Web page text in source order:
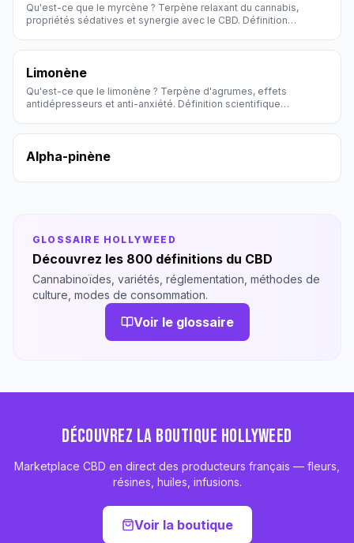
Qu'est-ce que le myrcène ? Terpène relaxant du cannabis,
propriétés sédatives et synergie avec le CBD. Définition
Limonène
Qu'est-ce que le limonène ? Terpène d'agrumes, effets
antidépresseurs et anti-anxiété. Définition scientifique
Alpha-pinène
GLOSSAIRE HOLLYWEED
Découvrez les 800 définitions du CBD
Cannabinoïdes, variétés, réglementation, méthodes de
culture, modes de consommation.
Voir le glossaire
DÉCOUVREZ LA BOUTIQUE HOLLYWEED
Marketplace CBD en direct des producteurs français — fleurs,
résines, huiles, infusions.
Voir la boutique